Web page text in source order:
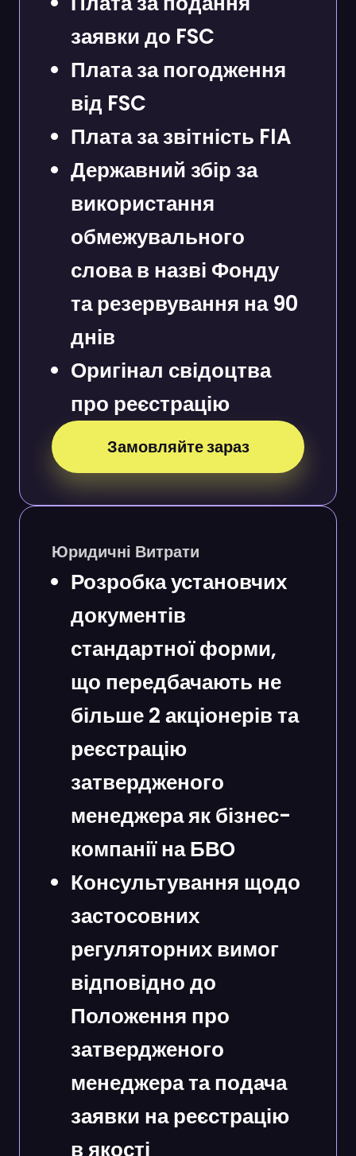
заявки до FSC
Плата за погодження
від FSC
Плата за звітність FIA
Державний збір за
використання
обмежувального
слова в назві Фонду
та резервування на 90
днів
Оригінал свідоцтва
про реєстрацію
Замовляйте зараз
Юридичні Витрати
Розробка установчих
документів
стандартної форми,
що передбачають не
більше 2 акціонерів та
реєстрацію
затвердженого
менеджера як бізнес-
компанії на БВО
Консультування щодо
застосовних
регуляторних вимог
відповідно до
Положення про
затвердженого
менеджера та подача
заявки на реєстрацію
в якості